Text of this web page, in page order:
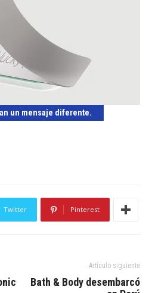
un mensaje diferente.
Twitter Pinterest
Artículo siguiente
Bath & Body desembarcó